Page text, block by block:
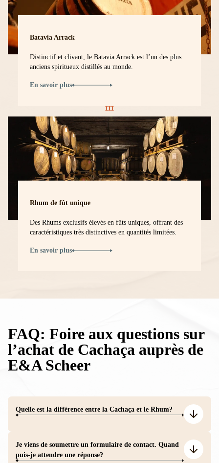
Batavia Arrack
Distinctif et clivant, le Batavia Arrack est l’un des plus
anciens spiritueux distillés au monde.
En savoir plus
Rhum de fût unique
Des Rhums exclusifs élevés en fûts uniques, offrant des
caractéristiques très distinctives en quantités limitées.
En savoir plus
FAQ: Foire aux questions sur
l’achat de Cachaça auprès de
E&A Scheer
Quelle est la différence entre la Cachaça et le Rhum?
Je viens de soumettre un formulaire de contact. Quand
puis-je attendre une réponse?